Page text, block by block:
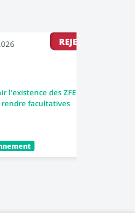
REJETÉ
l'existence des ZFE
rendre facultatives